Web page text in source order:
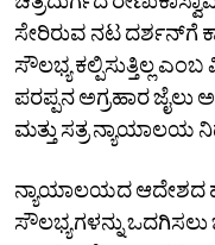
ಸೇರಿರುವ ನಟ ದರ್ಶನ್‌ಗೆ
ಸೌಲಭ್ಯ ಕಲ್ಪಿಸುತ್ತಿಲ್ಲ
ಪರಪ್ಪನ ಅಗ್ರಹಾರ
ಮತ್ತು ಸತ್ರ ನ್ಯಾಯಾಲಯ
ನ್ಯಾಯಾಲಯದ ಆದೇಶದ
ಸೌಲಭ್ಯಗಳನ್ನು ಒದಗಿಸಲು